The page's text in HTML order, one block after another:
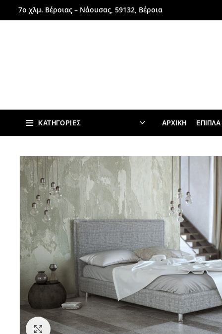
7ο χλμ. Βέροιας – Νάουσας, 59132, Βέροια
ΚΑΤΗΓΟΡΊΕΣ ΑΡΧΙΚΉ ΈΠΙΠΛΑ
Click to enlarge